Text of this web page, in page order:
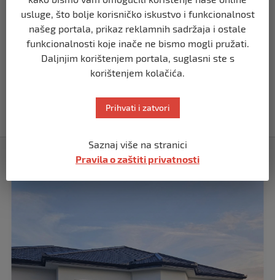
Zapadu
prije 11 mjeseci
SVIJET
Papa Lav XIV izjavio da je situacija vrlo
prije 11 mjeseci
usluge, što bolje korisničko iskustvo i funkcionalnost
našeg portala, prikaz reklamnih sadržaja i ostale
funkcionalnosti koje inače ne bismo mogli pružati.
Daljnjim korištenjem portala, suglasni ste s
korištenjem kolačića.
Prihvati i zatvori
Saznaj više na stranici
Pravila o zaštiti privatnosti